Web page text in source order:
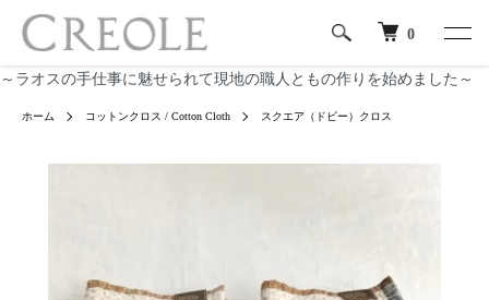
～ラオスの手仕事に魅せられて現地の職人ともの作りを始めました～
0
ホーム コットンクロス / Cotton Cloth スクエア（ドビー）クロス